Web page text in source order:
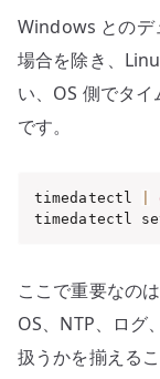
Windows とのデ
場合を除き、
い、OS 側でタ
です。
timedatectl
timedatectl
ここで重要なの
OS、NTP、ログ
扱うかを揃えるこ